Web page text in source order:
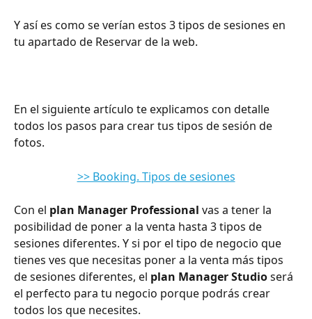
Y así es como se verían estos 3 tipos de sesiones en
tu apartado de Reservar de la web.
En el siguiente artículo te explicamos con detalle
todos los pasos para crear tus tipos de sesión de
fotos.
>> Booking. Tipos de sesiones
Con el plan Manager Professional vas a tener la
posibilidad de poner a la venta hasta 3 tipos de
sesiones diferentes. Y si por el tipo de negocio que
tienes ves que necesitas poner a la venta más tipos
de sesiones diferentes, el plan Manager Studio será
el perfecto para tu negocio porque podrás crear
todos los que necesites.